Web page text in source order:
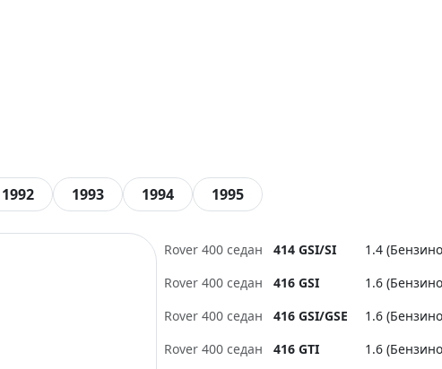
1992 1993 1994 1995
Rover 400 седан 414 GSI/SI 1.4
Rover 400 седан 416 GSI 1.6
Rover 400 седан 416 GSI/GSE 1.6
Rover 400 седан 416 GTI 1.6